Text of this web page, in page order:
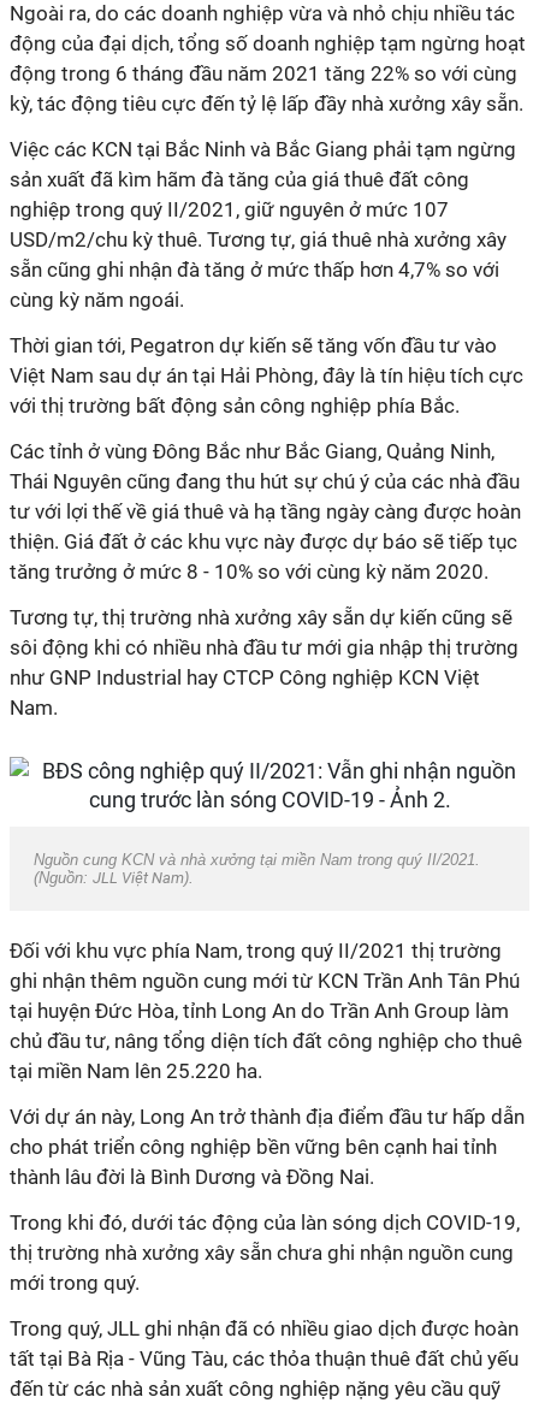
Ngoài ra, do các doanh nghiệp vừa và nhỏ chịu nhiều tác
động của đại dịch, tổng số doanh nghiệp tạm ngừng hoạt
động trong 6 tháng đầu năm 2021 tăng 22% so với cùng
kỳ, tác động tiêu cực đến tỷ lệ lấp đầy nhà xưởng xây sẵn.
Việc các KCN tại Bắc Ninh và Bắc Giang phải tạm ngừng
sản xuất đã kìm hãm đà tăng của giá thuê đất công
nghiệp trong quý II/2021, giữ nguyên ở mức 107
USD/m2/chu kỳ thuê. Tương tự, giá thuê nhà xưởng xây
sẵn cũng ghi nhận đà tăng ở mức thấp hơn 4,7% so với
cùng kỳ năm ngoái.
Thời gian tới, Pegatron dự kiến sẽ tăng vốn đầu tư vào
Việt Nam sau dự án tại Hải Phòng, đây là tín hiệu tích cực
với thị trường bất động sản công nghiệp phía Bắc.
Các tỉnh ở vùng Đông Bắc như Bắc Giang, Quảng Ninh,
Thái Nguyên cũng đang thu hút sự chú ý của các nhà đầu
tư với lợi thế về giá thuê và hạ tầng ngày càng được hoàn
thiện. Giá đất ở các khu vực này được dự báo sẽ tiếp tục
tăng trưởng ở mức 8 - 10% so với cùng kỳ năm 2020.
Tương tự, thị trường nhà xưởng xây sẵn dự kiến cũng sẽ
sôi động khi có nhiều nhà đầu tư mới gia nhập thị trường
như GNP Industrial hay CTCP Công nghiệp KCN Việt
Nam.
Nguồn cung KCN và nhà xưởng tại miền Nam trong quý II/2021.
(Nguồn: JLL Việt Nam).
Đối với khu vực phía Nam, trong quý II/2021 thị trường
ghi nhận thêm nguồn cung mới từ KCN Trần Anh Tân Phú
tại huyện Đức Hòa, tỉnh Long An do Trần Anh Group làm
chủ đầu tư, nâng tổng diện tích đất công nghiệp cho thuê
tại miền Nam lên 25.220 ha.
Với dự án này, Long An trở thành địa điểm đầu tư hấp dẫn
cho phát triển công nghiệp bền vững bên cạnh hai tỉnh
thành lâu đời là Bình Dương và Đồng Nai.
Trong khi đó, dưới tác động của làn sóng dịch COVID-19,
thị trường nhà xưởng xây sẵn chưa ghi nhận nguồn cung
mới trong quý.
Trong quý, JLL ghi nhận đã có nhiều giao dịch được hoàn
tất tại Bà Rịa - Vũng Tàu, các thỏa thuận thuê đất chủ yếu
đến từ các nhà sản xuất công nghiệp nặng yêu cầu quỹ